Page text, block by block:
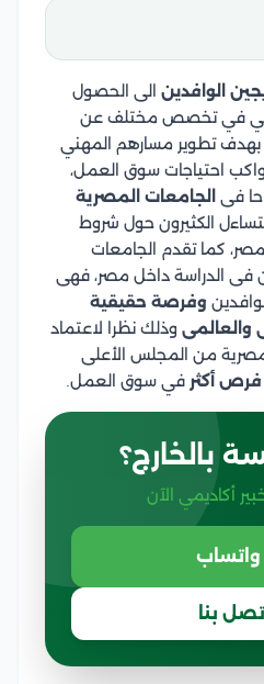
الوافدين الى الحصول
في تخصص مختلف عن
بهدف تطوير مسارهم المهني
احتياجات سوق العمل،
فى الجامعات المصرية
الكثيرون حول شروط
كما تقدم الجامعات
فى الدراسة داخل مصر، فهى
وفرصة حقيقية
والعالمى وذلك نظرا لاعتماد
من المجلس الأعلى
فرص أكثر في سوق العمل.
بالخارج؟
أكاديمي الآن
واتساب
بنا